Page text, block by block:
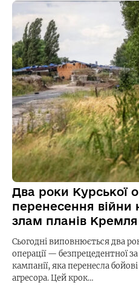
Два роки Курської
перенесення війни
злам планів Кремля
Сьогодні виповнюється два
операції — безпрецедентної
кампанії, яка перенесла
агресора. Цей крок…